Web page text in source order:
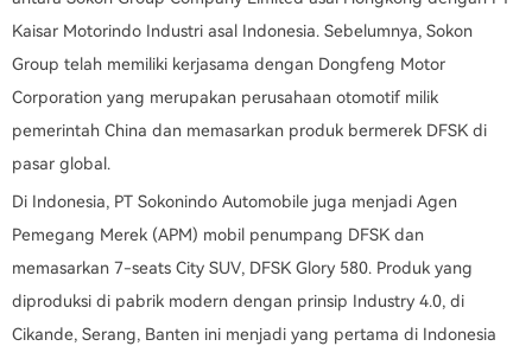
Kaisar Motorindo Industri asal Indonesia. Sebelumnya, Sokon
Group telah memiliki kerjasama dengan Dongfeng Motor
Corporation yang merupakan perusahaan otomotif milik
pemerintah China dan memasarkan produk bermerek DFSK di
pasar global.
Di Indonesia, PT Sokonindo Automobile juga menjadi Agen
Pemegang Merek (APM) mobil penumpang DFSK dan
memasarkan 7-seats City SUV, DFSK Glory 580. Produk yang
diproduksi di pabrik modern dengan prinsip Industry 4.0, di
Cikande, Serang, Banten ini menjadi yang pertama di Indonesia